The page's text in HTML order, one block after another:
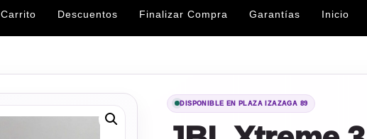
Carrito Descuentos Finalizar Compra Garantías Inicio
DISPONIBLE EN PLAZA IZAZAGA 89